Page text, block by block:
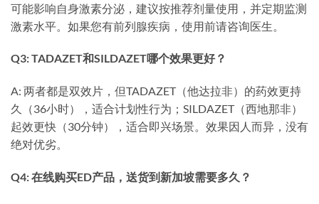
可能影响自身激素分泌，建议按推荐剂量使用，并定期监测
激素水平。如果您有前列腺疾病，使用前请咨询医生。
Q3: TADAZET和SILDAZET哪个效果更好？
A: 两者都是双效片，但TADAZET（他达拉非）的药效更持
久（36小时），适合计划性行为；SILDAZET（西地那非）
起效更快（30分钟），适合即兴场景。效果因人而异，没有
绝对优劣。
Q4: 在线购买ED产品，送货到新加坡需要多久？